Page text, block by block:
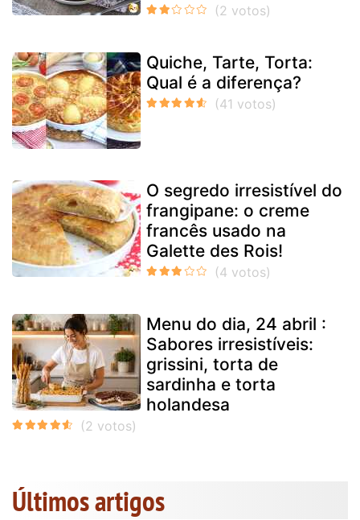
Quiche, Tarte, Torta:
Qual é a diferença?
O segredo irresistível do
frangipane: o creme
francês usado na
Galette des Rois!
Menu do dia, 24 abril :
Sabores irresistíveis:
grissini, torta de
sardinha e torta
holandesa
Últimos artigos